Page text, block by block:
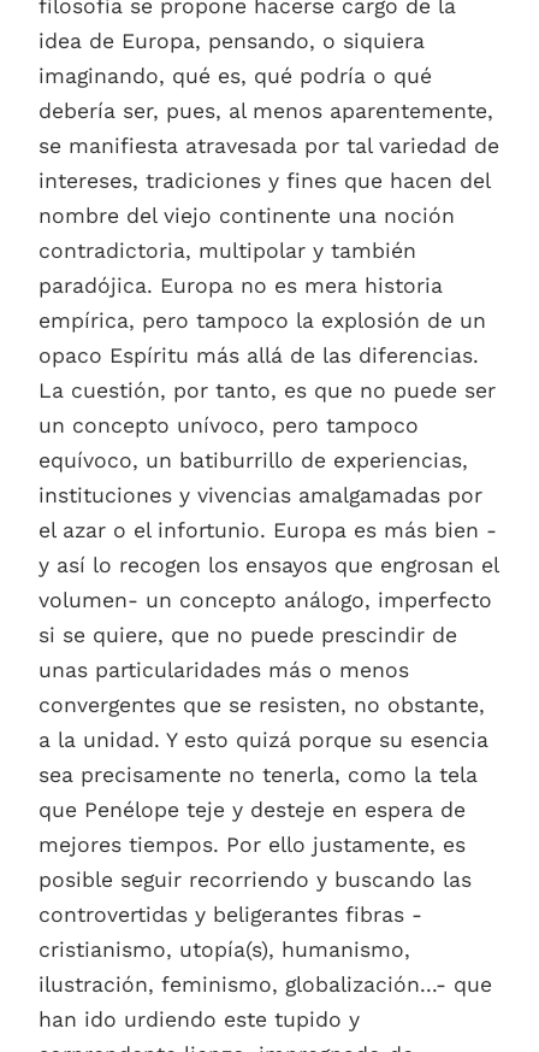
filosofía se propone hacerse cargo de la
idea de Europa, pensando, o siquiera
imaginando, qué es, qué podría o qué
debería ser, pues, al menos aparentemente,
se manifiesta atravesada por tal variedad de
intereses, tradiciones y fines que hacen del
nombre del viejo continente una noción
contradictoria, multipolar y también
paradójica. Europa no es mera historia
empírica, pero tampoco la explosión de un
opaco Espíritu más allá de las diferencias.
La cuestión, por tanto, es que no puede ser
un concepto unívoco, pero tampoco
equívoco, un batiburrillo de experiencias,
instituciones y vivencias amalgamadas por
el azar o el infortunio. Europa es más bien -
y así lo recogen los ensayos que engrosan el
volumen- un concepto análogo, imperfecto
si se quiere, que no puede prescindir de
unas particularidades más o menos
convergentes que se resisten, no obstante,
a la unidad. Y esto quizá porque su esencia
sea precisamente no tenerla, como la tela
que Penélope teje y desteje en espera de
mejores tiempos. Por ello justamente, es
posible seguir recorriendo y buscando las
controvertidas y beligerantes fibras -
cristianismo, utopía(s), humanismo,
ilustración, feminismo, globalización...- que
han ido urdiendo este tupido y